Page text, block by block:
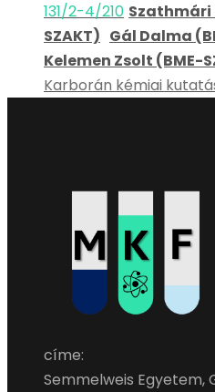
131/2-4/210 Szathmári
SZAKT) Gál Dalma
Kelemen Zsolt (BME-
Karborán kémiai
címe:
Semmelweis Egyetem,